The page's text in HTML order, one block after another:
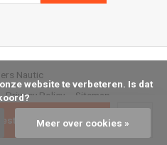
Bestellen
Privacy Policy Sitemap
Nautic
Meer over cookies »